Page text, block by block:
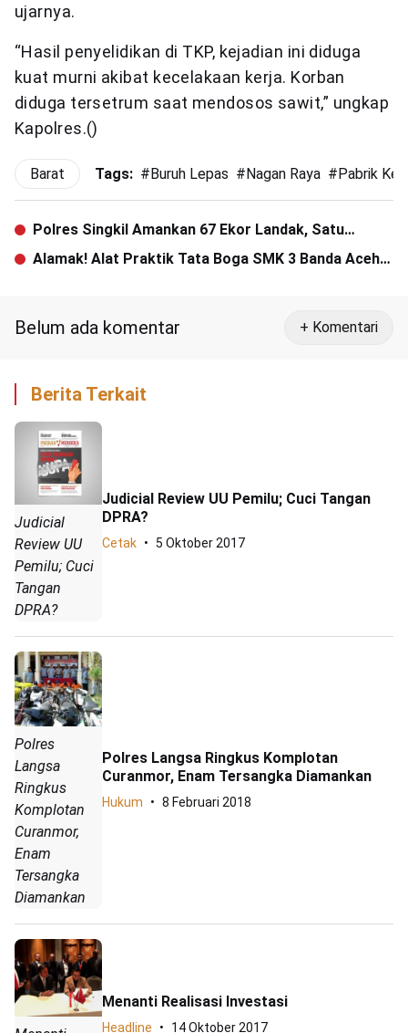
ujarnya.
“Hasil penyelidikan di TKP, kejadian ini diduga
kuat murni akibat kecelakaan kerja. Korban
diduga tersetrum saat mendosos sawit,” ungkap
Kapolres.()
Barat Tags: #Buruh Lepas #Nagan Raya #Pabrik
Polres Singkil Amankan 67 Ekor Landak, Satu
Tersangka Ditangkap
Alamak! Alat Praktik Tata Boga SMK 3 Banda Aceh
Belum ada komentar + Komentari
Berita Terkait
Judicial
Review UU
Pemilu; Cuci
Tangan
DPRA?
Judicial Review UU Pemilu; Cuci Tangan
DPRA?
Cetak 5 Oktober 2017
Polres
Langsa
Ringkus
Komplotan
Curanmor,
Enam
Tersangka
Diamankan
Polres Langsa Ringkus Komplotan
Curanmor, Enam Tersangka Diamankan
Hukum 8 Februari 2018
Menanti Realisasi Investasi
Headline 14 Oktober 2017